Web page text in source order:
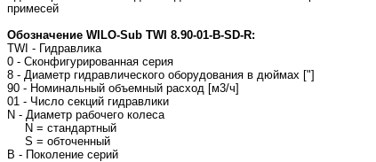
примесей
Обозначение WILO-Sub TWI 8.90-01-B-SD-R:
TWI - Гидравлика
0 - Сконфигурированная серия
8 - Диаметр гидравлического оборудования в дюймах ["]
90 - Номинальный объемный расход [м3/ч]
01 - Число секций гидравлики
N - Диаметр рабочего колеса
N = стандартный
S = обточенный
B - Поколение серий